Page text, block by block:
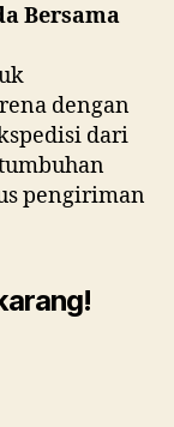
Bersama
dengan
dari
pengiriman